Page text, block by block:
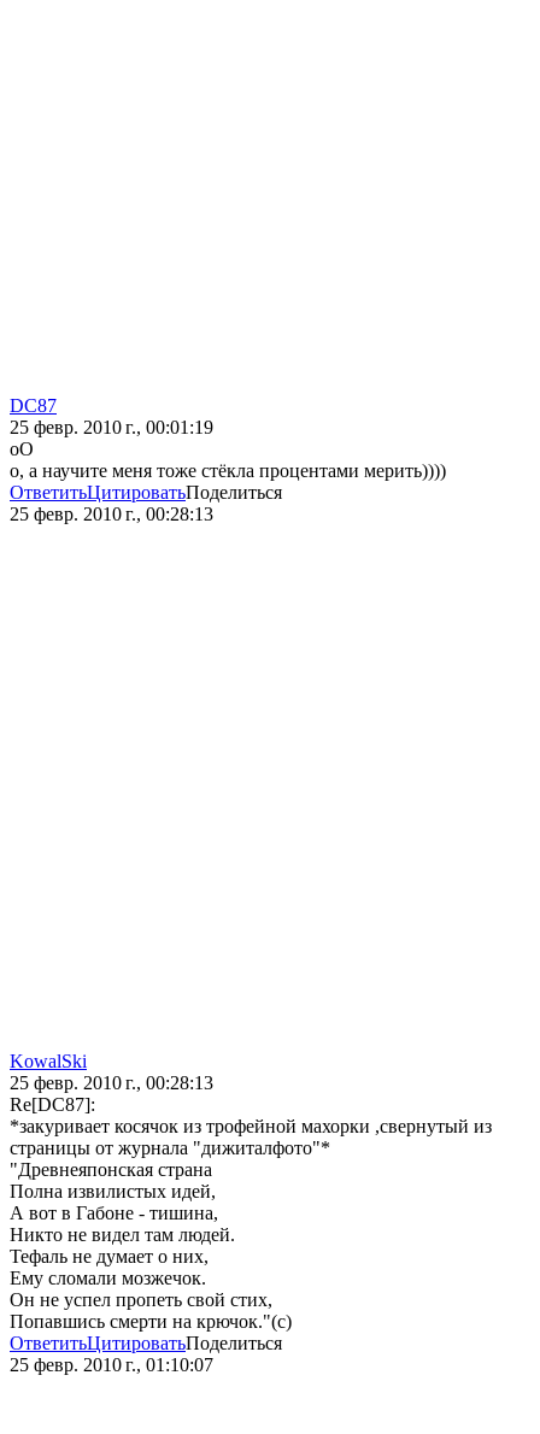
DC87
25 февр. 2010 г., 00:01:19
оО
о, а научите меня тоже стёкла процентами мерить))))
ОтветитьЦитироватьПоделиться
25 февр. 2010 г., 00:28:13
KowalSki
25 февр. 2010 г., 00:28:13
Re[DC87]:
*закуривает косячок из трофейной махорки ,свернутый из
страницы от журнала "дижиталфото"*
"Древнеяпонская страна
Полна извилистых идей,
А вот в Габоне - тишина,
Никто не видел там людей.
Тефаль не думает о них,
Ему сломали мозжечок.
Он не успел пропеть свой стих,
Попавшись смерти на крючок."(с)
ОтветитьЦитироватьПоделиться
25 февр. 2010 г., 01:10:07